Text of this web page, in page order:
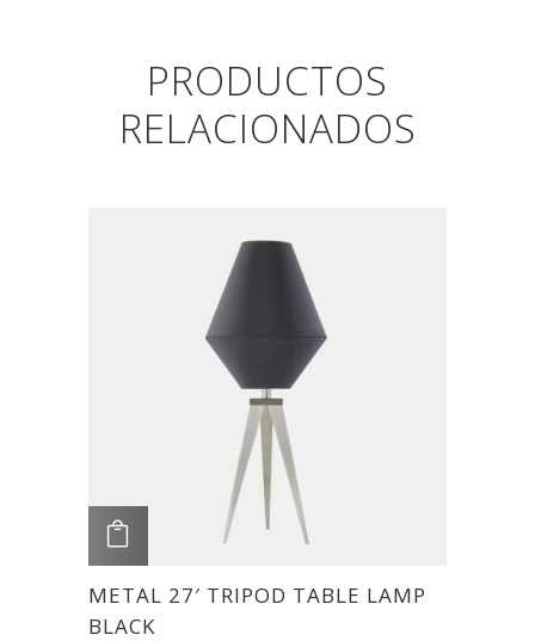
PRODUCTOS
RELACIONADOS
AGREGAR
METAL 27′ TRIPOD TABLE LAMP
BLACK